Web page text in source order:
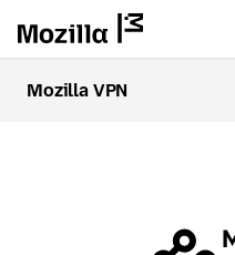
Mozilla VPN